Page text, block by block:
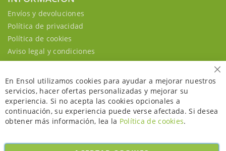
Envíos y devoluciones
Política de privacidad
Política de cookies
Aviso legal y condiciones
En Ensol utilizamos cookies para ayudar a mejorar nuestros
servicios, hacer ofertas personalizadas y mejorar su
experiencia. Si no acepta las cookies opcionales a
continuación, su experiencia puede verse afectada. Si desea
obtener más información, lea la Política de cookies.